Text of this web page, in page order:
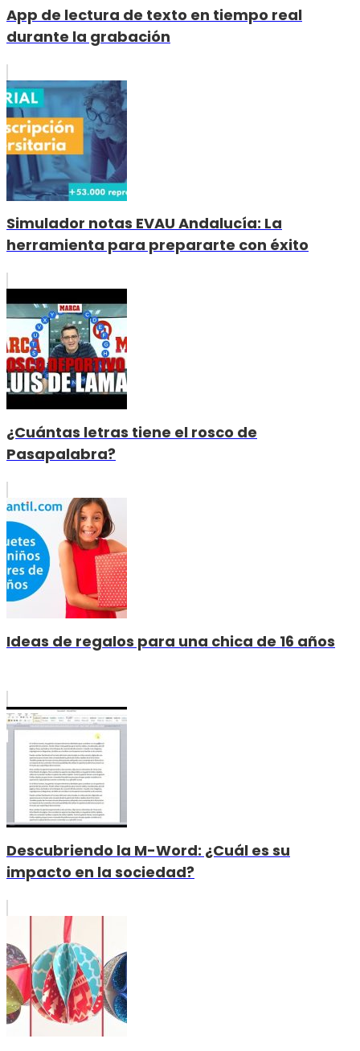
App de lectura de texto en tiempo real
durante la grabación
Simulador notas EVAU Andalucía: La
herramienta para prepararte con éxito
¿Cuántas letras tiene el rosco de
Pasapalabra?
Ideas de regalos para una chica de 16 años
Descubriendo la M-Word: ¿Cuál es su
impacto en la sociedad?